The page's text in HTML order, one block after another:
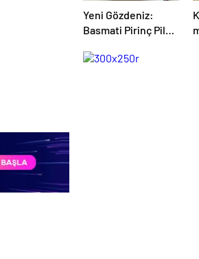
Yeni Gözdeniz:
Basmati Pirinç Pilavı